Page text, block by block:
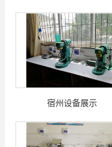
宿州设备展示